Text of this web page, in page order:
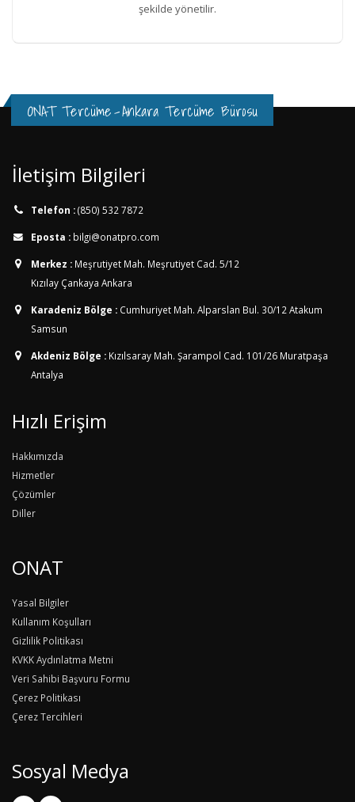
şekilde yönetilir.
ONAT Tercüme-Ankara Tercüme Bürosu
İletişim Bilgileri
Telefon :(850) 532 7872
Eposta : bilgi@onatpro.com
Merkez : Meşrutiyet Mah. Meşrutiyet Cad. 5/12
Kızılay Çankaya Ankara
Karadeniz Bölge : Cumhuriyet Mah. Alparslan Bul. 30/12 Atakum
Samsun
Akdeniz Bölge : Kızılsaray Mah. Şarampol Cad. 101/26 Muratpaşa
Antalya
Hızlı Erişim
Hakkımızda
Hizmetler
Çözümler
Diller
ONAT
Yasal Bilgiler
Kullanım Koşulları
Gizlilik Politikası
KVKK Aydınlatma Metni
Veri Sahibi Başvuru Formu
Çerez Politikası
Çerez Tercihleri
Sosyal Medya